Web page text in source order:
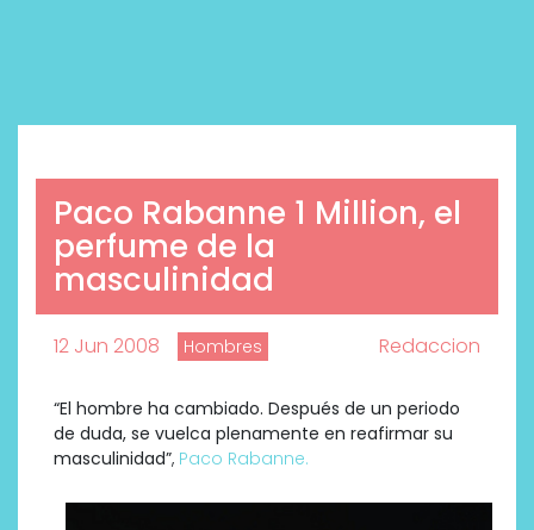
Paco Rabanne 1 Million, el
perfume de la
masculinidad
12 Jun 2008 Hombres Redaccion
“El hombre ha cambiado. Después de un periodo
de duda, se vuelca plenamente en reafirmar su
masculinidad”, Paco Rabanne.